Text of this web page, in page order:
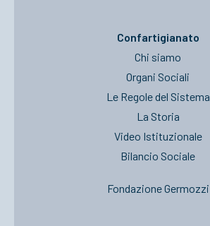
Confartigianato
Chi siamo
Organi Sociali
Le Regole del Sistema
La Storia
Video Istituzionale
Bilancio Sociale
Fondazione Germozzi